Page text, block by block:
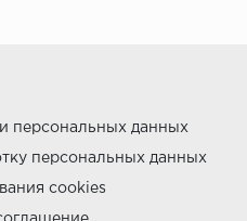
персональных данных
персональных данных
cookies